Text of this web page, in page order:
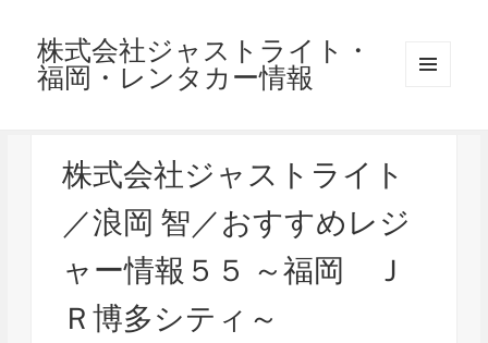
株式会社ジャストライト・
福岡・レンタカー情報
株式会社ジャストライト
／浪岡 智／おすすめレジ
ャー情報５５ ～福岡 Ｊ
Ｒ博多シティ～